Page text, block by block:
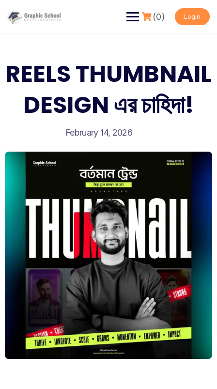
content
(0) Login
REELS THUMBNAIL
DESIGN এর চাহিদা!
February 14, 2026